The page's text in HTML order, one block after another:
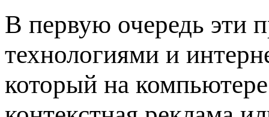
В первую очередь эти
технологиями и
который на